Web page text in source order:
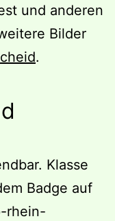
und anderen
Bilder
.
Klasse
Badge auf
rhein-